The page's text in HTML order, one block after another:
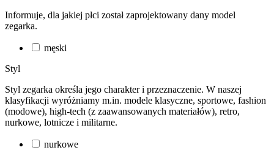
Informuje, dla jakiej płci został zaprojektowany dany model
zegarka.
męski
Styl
Styl zegarka określa jego charakter i przeznaczenie. W naszej
klasyfikacji wyróżniamy m.in. modele klasyczne, sportowe, fashion
(modowe), high-tech (z zaawansowanych materiałów), retro,
nurkowe, lotnicze i militarne.
nurkowe